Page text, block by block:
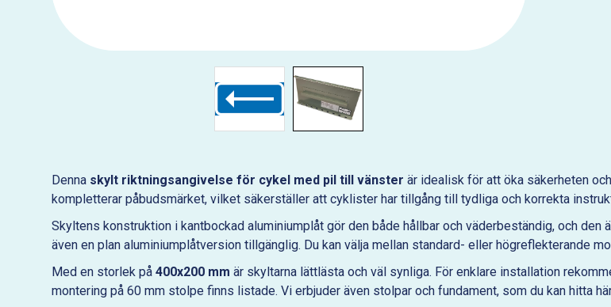
Denna skylt riktningsangivelse för cykel med pil till vänster är idealisk för att öka säkerheten
kompletterar påbudsmärket, vilket säkerställer att cyklister har tillgång till tydliga och korrekta
Skyltens konstruktion i kantbockad aluminiumplåt gör den både hållbar och väderbeständig, och
även en plan aluminiumplåtversion tillgänglig. Du kan välja mellan standard- eller högreflekterande
Med en storlek på 400x200 mm är skyltarna lättlästa och väl synliga. För enklare installation
montering på 60 mm stolpe finns listade. Vi erbjuder även stolpar och fundament, som du kan hitta